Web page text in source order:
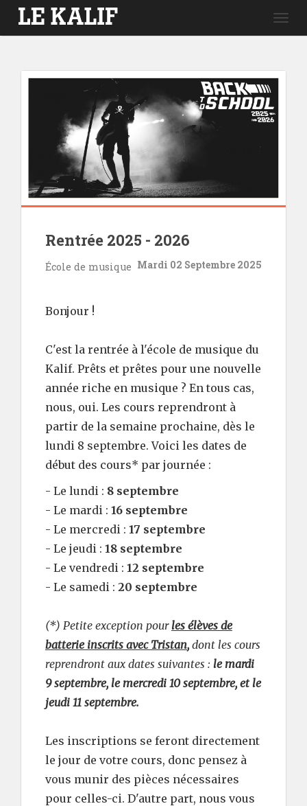
Rentrée 2025 - 2026
École de musique Mardi 02 Septembre 2025
Bonjour !
C'est la rentrée à l'école de musique du
Kalif. Prêts et prêtes pour une nouvelle
année riche en musique ? En tous cas,
nous, oui. Les cours reprendront à
partir de la semaine prochaine, dès le
lundi 8 septembre. Voici les dates de
début des cours* par journée :
- Le lundi : 8 septembre
- Le mardi : 16 septembre
- Le mercredi : 17 septembre
- Le jeudi : 18 septembre
- Le vendredi : 12 septembre
- Le samedi : 20 septembre
(*) Petite exception pour les élèves de
batterie inscrits avec Tristan, dont les cours
reprendront aux dates suivantes : le mardi
9 septembre, le mercredi 10 septembre, et le
jeudi 11 septembre.
Les inscriptions se feront directement
le jour de votre cours, donc pensez à
vous munir des pièces nécessaires
pour celles-ci. D'autre part, nous vous